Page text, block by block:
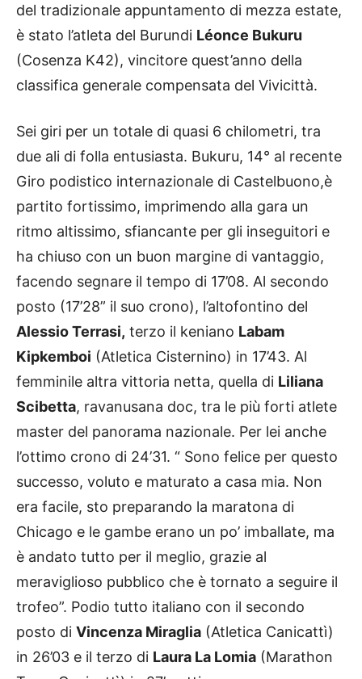
del tradizionale appuntamento di mezza estate,
è stato l’atleta del Burundi Léonce Bukuru
(Cosenza K42), vincitore quest’anno della
classifica generale compensata del Vivicittà.
Sei giri per un totale di quasi 6 chilometri, tra
due ali di folla entusiasta. Bukuru, 14° al recente
Giro podistico internazionale di Castelbuono,è
partito fortissimo, imprimendo alla gara un
ritmo altissimo, sfiancante per gli inseguitori e
ha chiuso con un buon margine di vantaggio,
facendo segnare il tempo di 17’08. Al secondo
posto (17’28” il suo crono), l’altofontino del
Alessio Terrasi, terzo il keniano Labam
Kipkemboi (Atletica Cisternino) in 17’43. Al
femminile altra vittoria netta, quella di Liliana
Scibetta, ravanusana doc, tra le più forti atlete
master del panorama nazionale. Per lei anche
l’ottimo crono di 24’31. “ Sono felice per questo
successo, voluto e maturato a casa mia. Non
era facile, sto preparando la maratona di
Chicago e le gambe erano un po’ imballate, ma
è andato tutto per il meglio, grazie al
meraviglioso pubblico che è tornato a seguire il
trofeo”. Podio tutto italiano con il secondo
posto di Vincenza Miraglia (Atletica Canicattì)
in 26’03 e il terzo di Laura La Lomia (Marathon